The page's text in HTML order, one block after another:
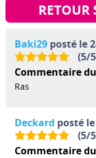
RETOUR
Baki29posté le
(5/5
Commentaire
Ras
Deckard posté le
(5/5
Commentaire